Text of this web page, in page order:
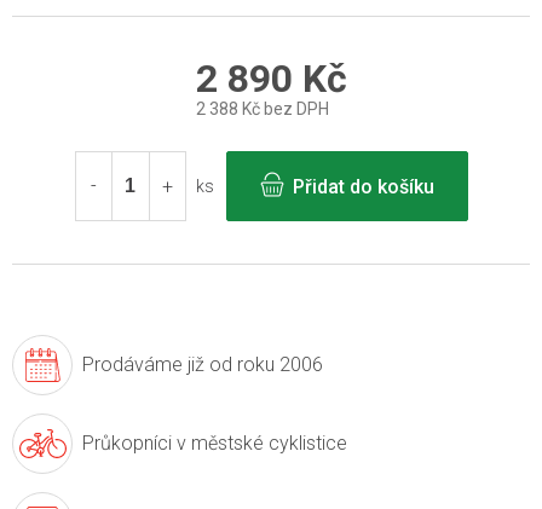
2 890 Kč
2 388 Kč bez DPH
cena:
ks
Přidat do košíku
Prodáváme již od roku 2006
Průkopníci v městské cyklistice